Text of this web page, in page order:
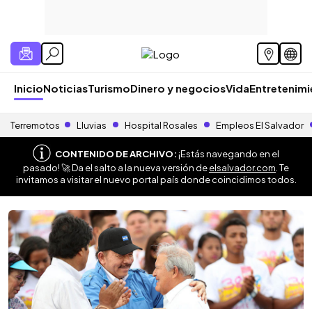
InicioNoticiasTurismoDinero y negociosVida
Terremotos Lluvias Hospital Rosales Empleos El Salvador
CONTENIDO DE ARCHIVO:¡Estás navegando en el
pasado! 🚀 Da el salto a la nueva versión deelsalvador.com . Te
invitamos a visitar el nuevo portal país donde coincidimos todos.